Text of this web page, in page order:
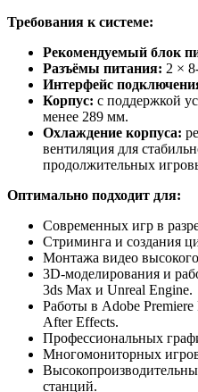
Требования к системе:
Рекомендуемый блок
Разъёмы питания: 2 ×
Интерфейс
Корпус: с поддержкой
менее 289 мм.
Охлаждение корпуса:
вентиляция для
продолжительных
Оптимально подходит для:
Современных игр в
Стриминга и создания
Монтажа видео
3D-моделирования и
3ds Max и Unreal Engine.
Работы в Adobe
After Effects.
Профессиональных
Многомониторных
станций.